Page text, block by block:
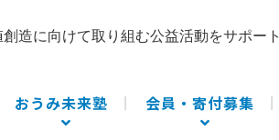
造に向けて取り組む公益活動をサポー
おうみ未来塾 会員・寄付募集